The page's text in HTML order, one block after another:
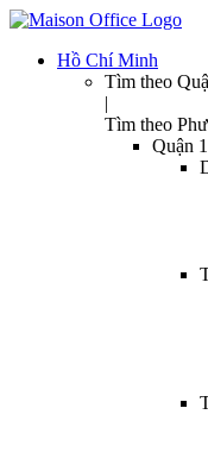
Hồ Chí Minh
Tìm theo
|
Tìm theo
Quận 1